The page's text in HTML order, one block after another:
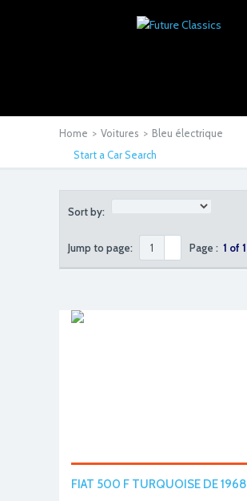
Home > Voitures > Bleu électrique
Start a Car Search
Sort by:
Jump to page: Page : 1 of 1
FIAT 500 F TURQUOISE DE 1968